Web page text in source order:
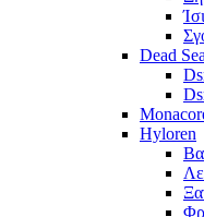
Dead
Hyloren